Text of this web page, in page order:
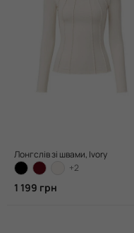
Лонгслів зі швами, Ivory
+2
1 199 грн